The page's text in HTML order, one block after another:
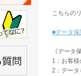
こちらの
■データ保
《データ
1：お客
2：データ